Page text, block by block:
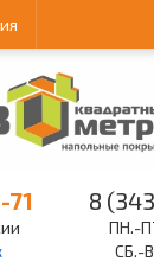
8
ПН.-
СБ.-